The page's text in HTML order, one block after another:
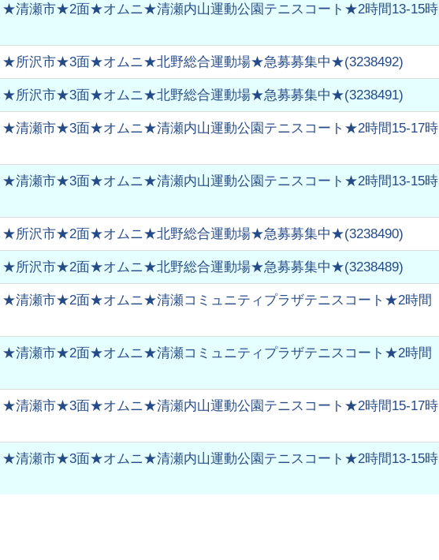
清瀬市★2面★オムニ★清瀬内山運動公園テニスコート★2時間13-15時
★所沢市★3面★オムニ★北野総合運動場★急募募集中★(3238492)
★所沢市★3面★オムニ★北野総合運動場★急募募集中★(3238491)
清瀬市★3面★オムニ★清瀬内山運動公園テニスコート★2時間15-17時
清瀬市★3面★オムニ★清瀬内山運動公園テニスコート★2時間13-15時
★所沢市★2面★オムニ★北野総合運動場★急募募集中★(3238490)
★所沢市★2面★オムニ★北野総合運動場★急募募集中★(3238489)
清瀬市★2面★オムニ★清瀬コミュニティプラザテニスコート★2時間
清瀬市★2面★オムニ★清瀬コミュニティプラザテニスコート★2時間
清瀬市★3面★オムニ★清瀬内山運動公園テニスコート★2時間15-17時
清瀬市★3面★オムニ★清瀬内山運動公園テニスコート★2時間13-15時